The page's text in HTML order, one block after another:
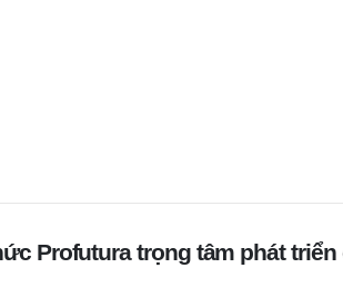
Profutura trọng tâm phát